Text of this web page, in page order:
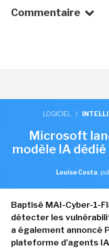
Commentaire
LOGICIEL /
Microsoft
modèle IA
Louise Costa,
Baptisé MAI-Cyber-1-
détecter les
a également annoncé
plateforme d'agents